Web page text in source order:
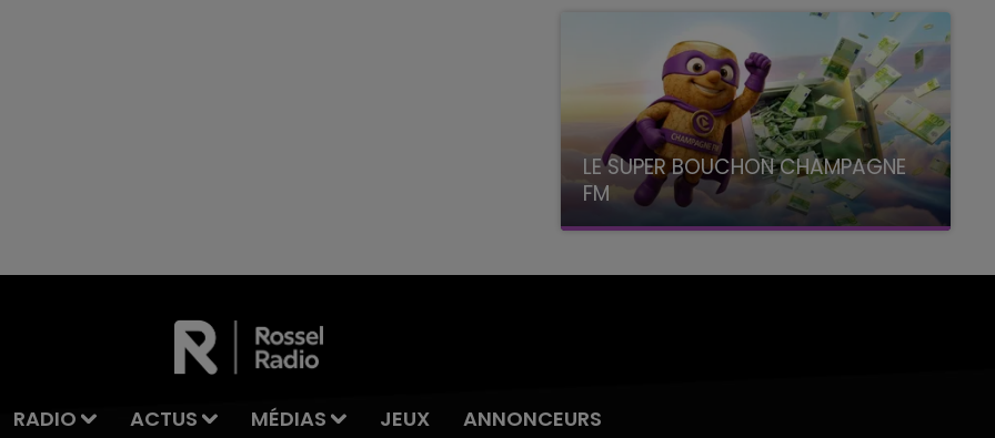
LE SUPER BOUCHON CHAMPAGNE
FM
avec La Famille Champagne FM, à 8H10
RADIO ACTUS MÉDIAS JEUX ANNONCEURS